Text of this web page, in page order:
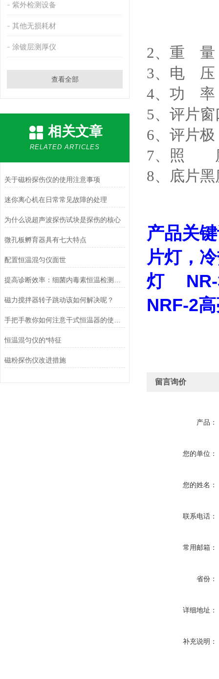
紫外检测设备
其他无损耗材
涂镀层测厚仪
查看全部
相关文章
RELATED ARTICLES
关于磁粉探伤仪的使用注意事项
迷你离心机在日常常见故障的处理
为什么说超声波探伤试块是探伤的核心
微孔板孵育器具有七大特点
配置恒温混匀仪面世
磁力搅拌器转子跳动该如何解决呢？
恒温混匀仪的*特征
磁粉探伤仪改进措施
2、重 量
3、电 压
4、功 率
5、评片
6、评片极
7、照
8、底片
产品关
片灯，
灯
NRF-2
留言询价
产品：
您的单位：
您的姓名：
联系电话：
常用邮箱：
省份：
详细地址：
补充说明：